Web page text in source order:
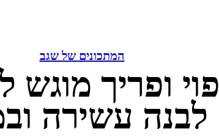
המתכונים של שגב
ופריך מוגש
לבנה עשירה